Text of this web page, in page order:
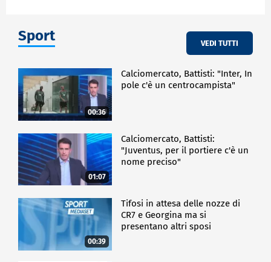
Sport VEDI TUTTI
00:36
Calciomercato, Battisti: "Inter, In
pole c'è un centrocampista"
01:07
Calciomercato, Battisti:
"Juventus, per il portiere c'è un
nome preciso"
00:39
Tifosi in attesa delle nozze di
CR7 e Georgina ma si
presentano altri sposi